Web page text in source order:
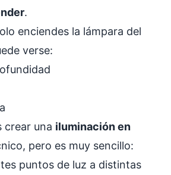
.
enciendes la lámpara del
verse:
crear una iluminación en
pero es muy sencillo:
puntos de luz a distintas